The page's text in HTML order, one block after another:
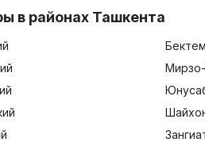
в районах Ташкента
Мирзо-